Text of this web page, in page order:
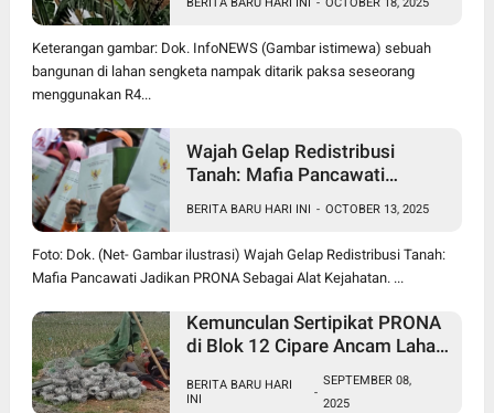
Pancawati Bogor, Kasusnya
Jadi Sorotan Publik
BERITA BARU HARI INI - OCTOBER 18, 2025
Keterangan gambar: Dok. InfoNEWS (Gambar istimewa) sebuah
bangunan di lahan sengketa nampak ditarik paksa seseorang
menggunakan R4...
Wajah Gelap Redistribusi
Tanah: Mafia Pancawati
Kejahatan
BERITA BARU HARI INI - OCTOBER 13, 2025
Foto: Dok. (Net- Gambar ilustrasi) Wajah Gelap Redistribusi Tanah:
Mafia Pancawati Jadikan PRONA Sebagai Alat Kejahatan. ...
Kemunculan Sertipikat PRONA
di Blok 12 Cipare Ancam Lahan
Cacat Hukum
BERITA BARU HARI
INI
-
SEPTEMBER 08,
2025